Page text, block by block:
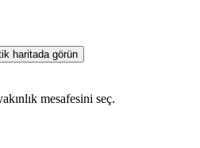
haritada görün
mesafesini seç.